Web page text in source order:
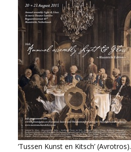
‘Tussen Kunst en Kitsch’ (Avrotros).